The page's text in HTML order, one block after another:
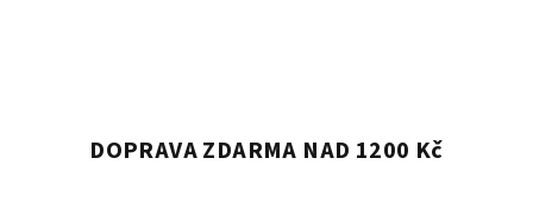
DOPRAVA ZDARMA NAD 1200 Kč